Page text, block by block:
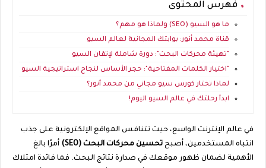
فهرس المحتوى
ما هو السيو (SEO) ولماذا هو مهم؟
قناة محمد أنور: بوابتك المجانية لعالم السيو
"تهيئة محركات البحث": دورة شاملة لإتقان السيو
"اختيار الكلمات المفتاحية": حجر الأساس لنجاح استراتيجية السيو
لماذا تختار كورس سيو مجاني من محمد أنور؟
ابدأ رحلتك في عالم السيو اليوم!
في عالم الإنترنت الواسع، حيث تتنافس المواقع الإلكترونية على جذب
انتباه المستخدمين، أصبح تحسين محركات البحث (SEO
) أمرًا بالغ
الأهمية لضمان ظهور موقعك في صدارة نتائج البحث. فما فائدة امتلاك